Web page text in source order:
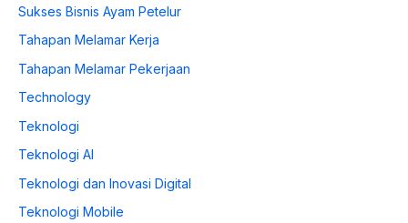
Sukses Bisnis Ayam Petelur
Tahapan Melamar Kerja
Tahapan Melamar Pekerjaan
Technology
Teknologi
Teknologi AI
Teknologi dan Inovasi Digital
Teknologi Mobile